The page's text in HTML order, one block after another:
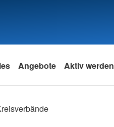
Angebote
DRK
Aktiv werden